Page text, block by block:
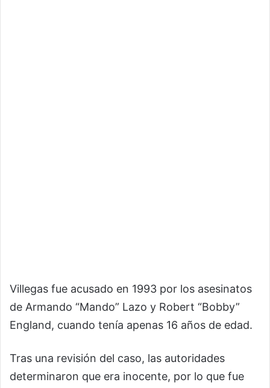
Villegas fue acusado en 1993 por los asesinatos
de Armando “Mando” Lazo y Robert “Bobby”
England, cuando tenía apenas 16 años de edad.
Tras una revisión del caso, las autoridades
determinaron que era inocente, por lo que fue